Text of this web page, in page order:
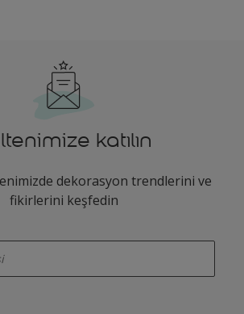
katılın
dekorasyon trendlerini ve
fikirlerini keşfedin